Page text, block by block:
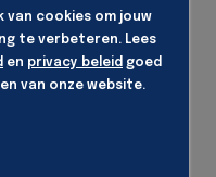
van cookies om jouw
te verbeteren. Lees
en privacy beleid goed
van onze website.